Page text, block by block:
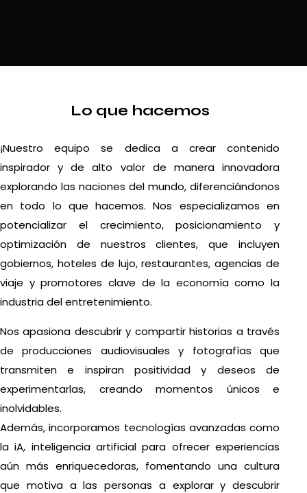
Lo que hacemos
¡Nuestro equipo se dedica a crear contenido
inspirador y de alto valor de manera innovadora
explorando las naciones del mundo, diferenciándonos
en todo lo que hacemos. Nos especializamos en
potencializar el crecimiento, posicionamiento y
optimización de nuestros clientes, que incluyen
gobiernos, hoteles de lujo, restaurantes, agencias de
viaje y promotores clave de la economía como la
industria del entretenimiento.
Nos apasiona descubrir y compartir historias a través
de producciones audiovisuales y fotografías que
transmiten e inspiran positividad y deseos de
experimentarlas, creando momentos únicos e
inolvidables.
Además, incorporamos tecnologías avanzadas como
la iA, inteligencia artificial para ofrecer experiencias
aún más enriquecedoras, fomentando una cultura
que motiva a las personas a explorar y descubrir